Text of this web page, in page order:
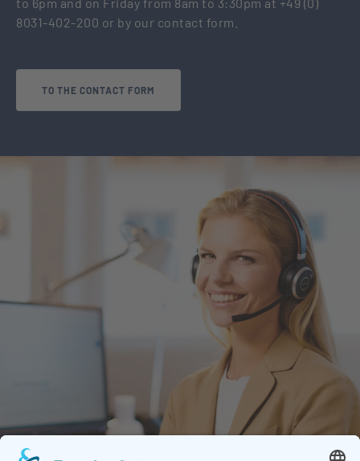
8031-402-200 or by our contact form.
TO THE CONTACT FORM